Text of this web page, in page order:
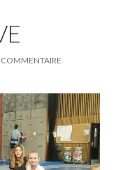
COMMENTAIRE